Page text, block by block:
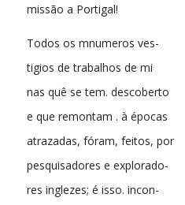
missão a Portigal!
Todos os mnumeros ves-
tigios de trabalhos de mi
nas quê se tem. descoberto
e que remontam . à épocas
atrazadas, fóram, feitos, por
pesquisadores e explorado-
res inglezes; é isso. incon-